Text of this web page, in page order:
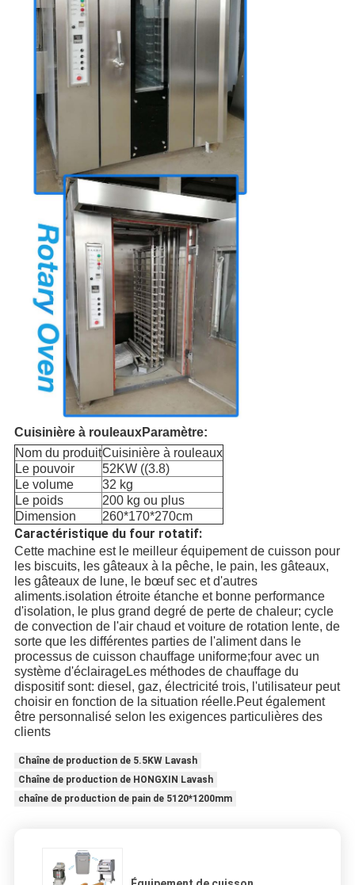
Cuisinière à rouleauxParamètre:
Nom du produitCuisinière à rouleaux
Le pouvoir
52KW ((3.8)
Le volume
32 kg
Le poids
200 kg ou plus
Dimension
260*170*270cm
Caractéristique du four rotatif:
Cette machine est le meilleur équipement de cuisson pour
les biscuits, les gâteaux à la pêche, le pain, les gâteaux,
les gâteaux de lune, le bœuf sec et d'autres
aliments.isolation étroite étanche et bonne performance
d'isolation, le plus grand degré de perte de chaleur; cycle
de convection de l'air chaud et voiture de rotation lente, de
sorte que les différentes parties de l'aliment dans le
processus de cuisson chauffage uniforme;four avec un
système d'éclairageLes méthodes de chauffage du
dispositif sont: diesel, gaz, électricité trois, l'utilisateur peut
choisir en fonction de la situation réelle.Peut également
être personnalisé selon les exigences particulières des
clients
Chaîne de production de 5.5KW Lavash
Chaîne de production de HONGXIN Lavash
chaîne de production de pain de 5120*1200mm